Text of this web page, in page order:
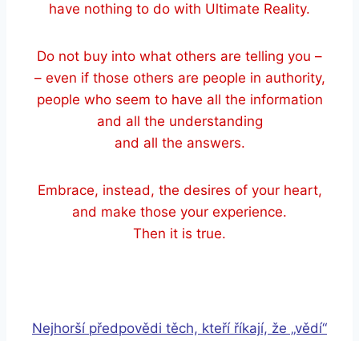
have nothing to do with Ultimate Reality.
Do not buy into what others are telling you –
– even if those others are people in authority,
people who seem to have all the information
and all the understanding
and all the answers.
Embrace, instead, the desires of your heart,
and make those your experience.
Then it is true.
Nejhorší předpovědi těch, kteří říkají, že „vědí“